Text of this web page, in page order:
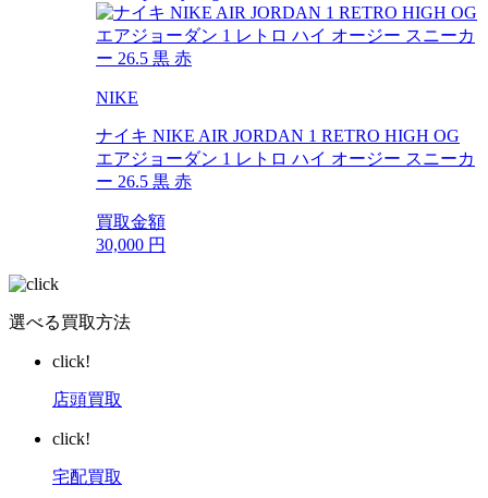
NIKE
ナイキ NIKE AIR JORDAN 1 RETRO HIGH OG
エアジョーダン 1 レトロ ハイ オージー スニーカ
ー 26.5 黒 赤
買取金額
30,000 円
選べる買取方法
click!
店頭買取
click!
宅配買取